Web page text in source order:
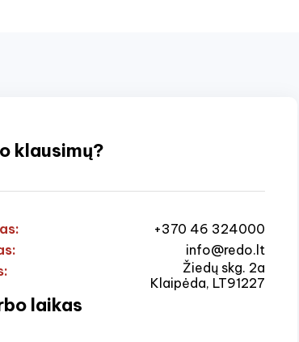
klausimų?
+370 46 324000
info@redo.lt
Žiedų skg. 2a
Klaipėda, LT91227
laikas